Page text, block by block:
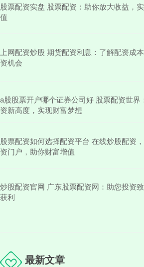
股票配资实盘 股票配资：助你放大收益，
值
上网配资炒股 期货配资利息：了解配资成
资机会
a股股票开户哪个证券公司好 股票配资世界
资新高度，实现财富梦想
股票配资如何选择配资平台 在线炒股配资
资门户，助你财富增值
炒股配资官网 广东股票配资网：助您投资
获利
最新文章